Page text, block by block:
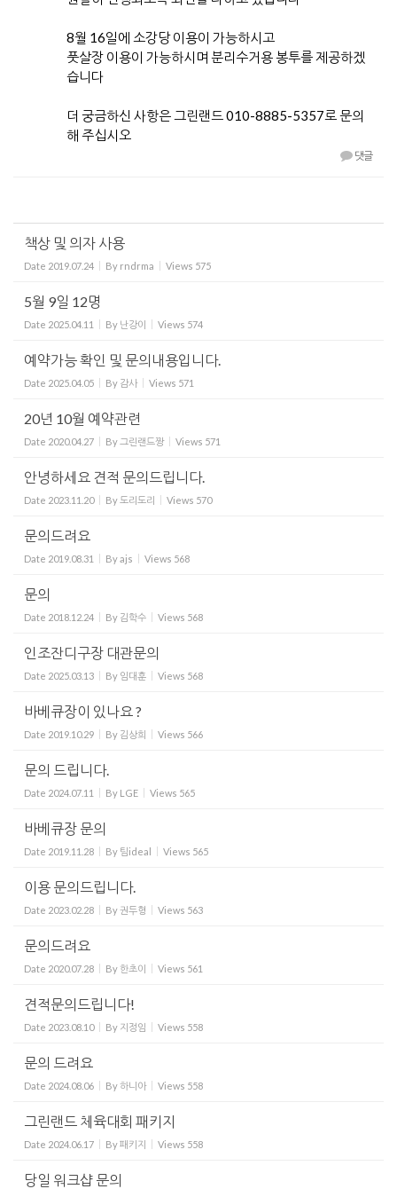
8월 16일에 소강당 이용이 가능하시고
풋살장 이용이 가능하시며 분리수거용 봉투를 제공하겠
습니다
더 궁금하신 사항은 그린랜드 010-8885-5357로 문의
해 주십시오
댓글
책상 및 의자 사용
Date 2019.07.24 By rndrma Views 575
5월 9일 12명
Date 2025.04.11 By 난강이 Views 574
예약가능 확인 및 문의내용입니다.
Date 2025.04.05 By 감사 Views 571
20년 10월 예약관련
Date 2020.04.27 By 그린랜드짱 Views 571
안녕하세요 견적 문의드립니다.
Date 2023.11.20 By 도리도리 Views 570
문의드려요
Date 2019.08.31 By ajs Views 568
문의
Date 2018.12.24 By 김학수 Views 568
인조잔디구장 대관문의
Date 2025.03.13 By 임대훈 Views 568
바베큐장이 있나요 ?
Date 2019.10.29 By 김상희 Views 566
문의 드립니다.
Date 2024.07.11 By LGE Views 565
바베큐장 문의
Date 2019.11.28 By 팀ideal Views 565
이용 문의드립니다.
Date 2023.02.28 By권두형 Views 563
문의드려요
Date 2020.07.28 By 한초이 Views 561
견적문의드립니다!
Date 2023.08.10 By 지정임 Views 558
문의 드려요
Date 2024.08.06 By하니아 Views 558
그린랜드 체육대회 패키지
Date 2024.06.17 By패키지 Views 558
당일 워크샵 문의